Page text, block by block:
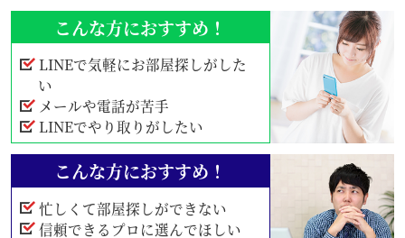
こんな方におすすめ！
LINEで気軽にお部屋探しがした
い
メールや電話が苦手
LINEでやり取りがしたい
こんな方におすすめ！
忙しくて部屋探しができない
信頼できるプロに選んでほしい